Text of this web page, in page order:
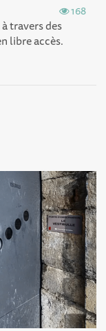
168
travers des
libre accès.